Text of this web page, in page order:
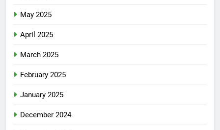
May 2025
April 2025
March 2025
February 2025
January 2025
December 2024